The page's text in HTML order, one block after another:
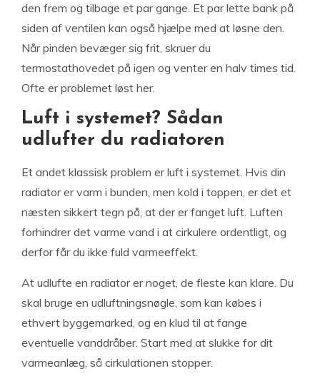
den frem og tilbage et par gange. Et par lette bank på
siden af ventilen kan også hjælpe med at løsne den.
Når pinden bevæger sig frit, skruer du
termostathovedet på igen og venter en halv times tid.
Ofte er problemet løst her.
Luft i systemet? Sådan
udlufter du radiatoren
Et andet klassisk problem er luft i systemet. Hvis din
radiator er varm i bunden, men kold i toppen, er det et
næsten sikkert tegn på, at der er fanget luft. Luften
forhindrer det varme vand i at cirkulere ordentligt, og
derfor får du ikke fuld varmeeffekt.
At udlufte en radiator er noget, de fleste kan klare. Du
skal bruge en udluftningsnøgle, som kan købes i
ethvert byggemarked, og en klud til at fange
eventuelle vanddråber. Start med at slukke for dit
varmeanlæg, så cirkulationen stopper.